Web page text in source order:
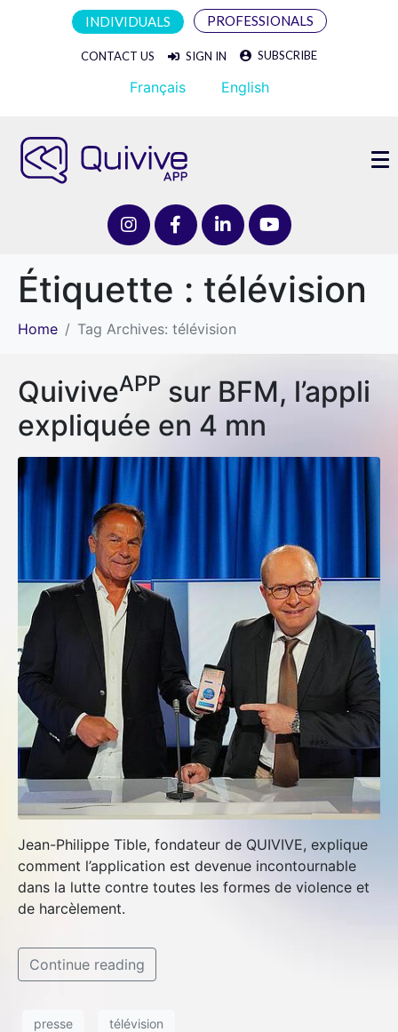
INDIVIDUALS PROFESSIONALS
CONTACT US SIGN IN SUBSCRIBE
Français English
Étiquette : télévision
Home Tag Archives: télévision
QuiviveAPP sur BFM, l’appli
expliquée en 4 mn
Jean-Philippe Tible, fondateur de QUIVIVE, explique
comment l’application est devenue incontournable
dans la lutte contre toutes les formes de violence et
de harcèlement.
Continue reading
presse télévision